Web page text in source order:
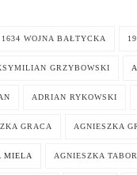
1634 WOJNA BAŁTYCKA
GRZYBOWSKI
ADRIAN RYKOWSKI
GRACA AGNIESZKA
MIELA AGNIESZKA